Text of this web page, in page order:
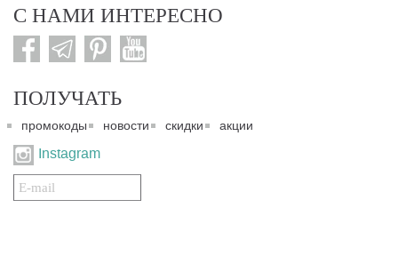
С НАМИ ИНТЕРЕСНО
ПОЛУЧАТЬ
промокоды новости скидки акции
Instagram
Подписаться
на